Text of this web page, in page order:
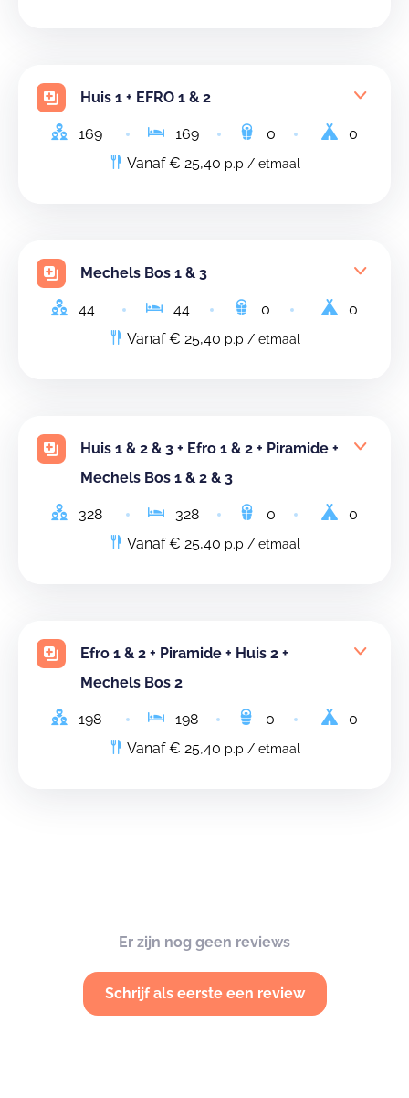
Huis 1 + EFRO 1 & 2
169 169 0
0
Vanaf € 25,40 p.p / etmaal
Mechels Bos 1 & 3
44 44 0
0
Vanaf € 25,40 p.p / etmaal
Huis 1 & 2 & 3 + Efro 1 & 2 + Piramide +
Mechels Bos 1 & 2 & 3
328 328 0
0
Vanaf € 25,40 p.p / etmaal
Efro 1 & 2 + Piramide + Huis 2 +
Mechels Bos 2
198 198 0
0
Vanaf € 25,40 p.p / etmaal
Er zijn nog geen reviews
Schrijf als eerste een review